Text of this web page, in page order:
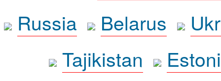
Russia
Belarus
Tajikistan